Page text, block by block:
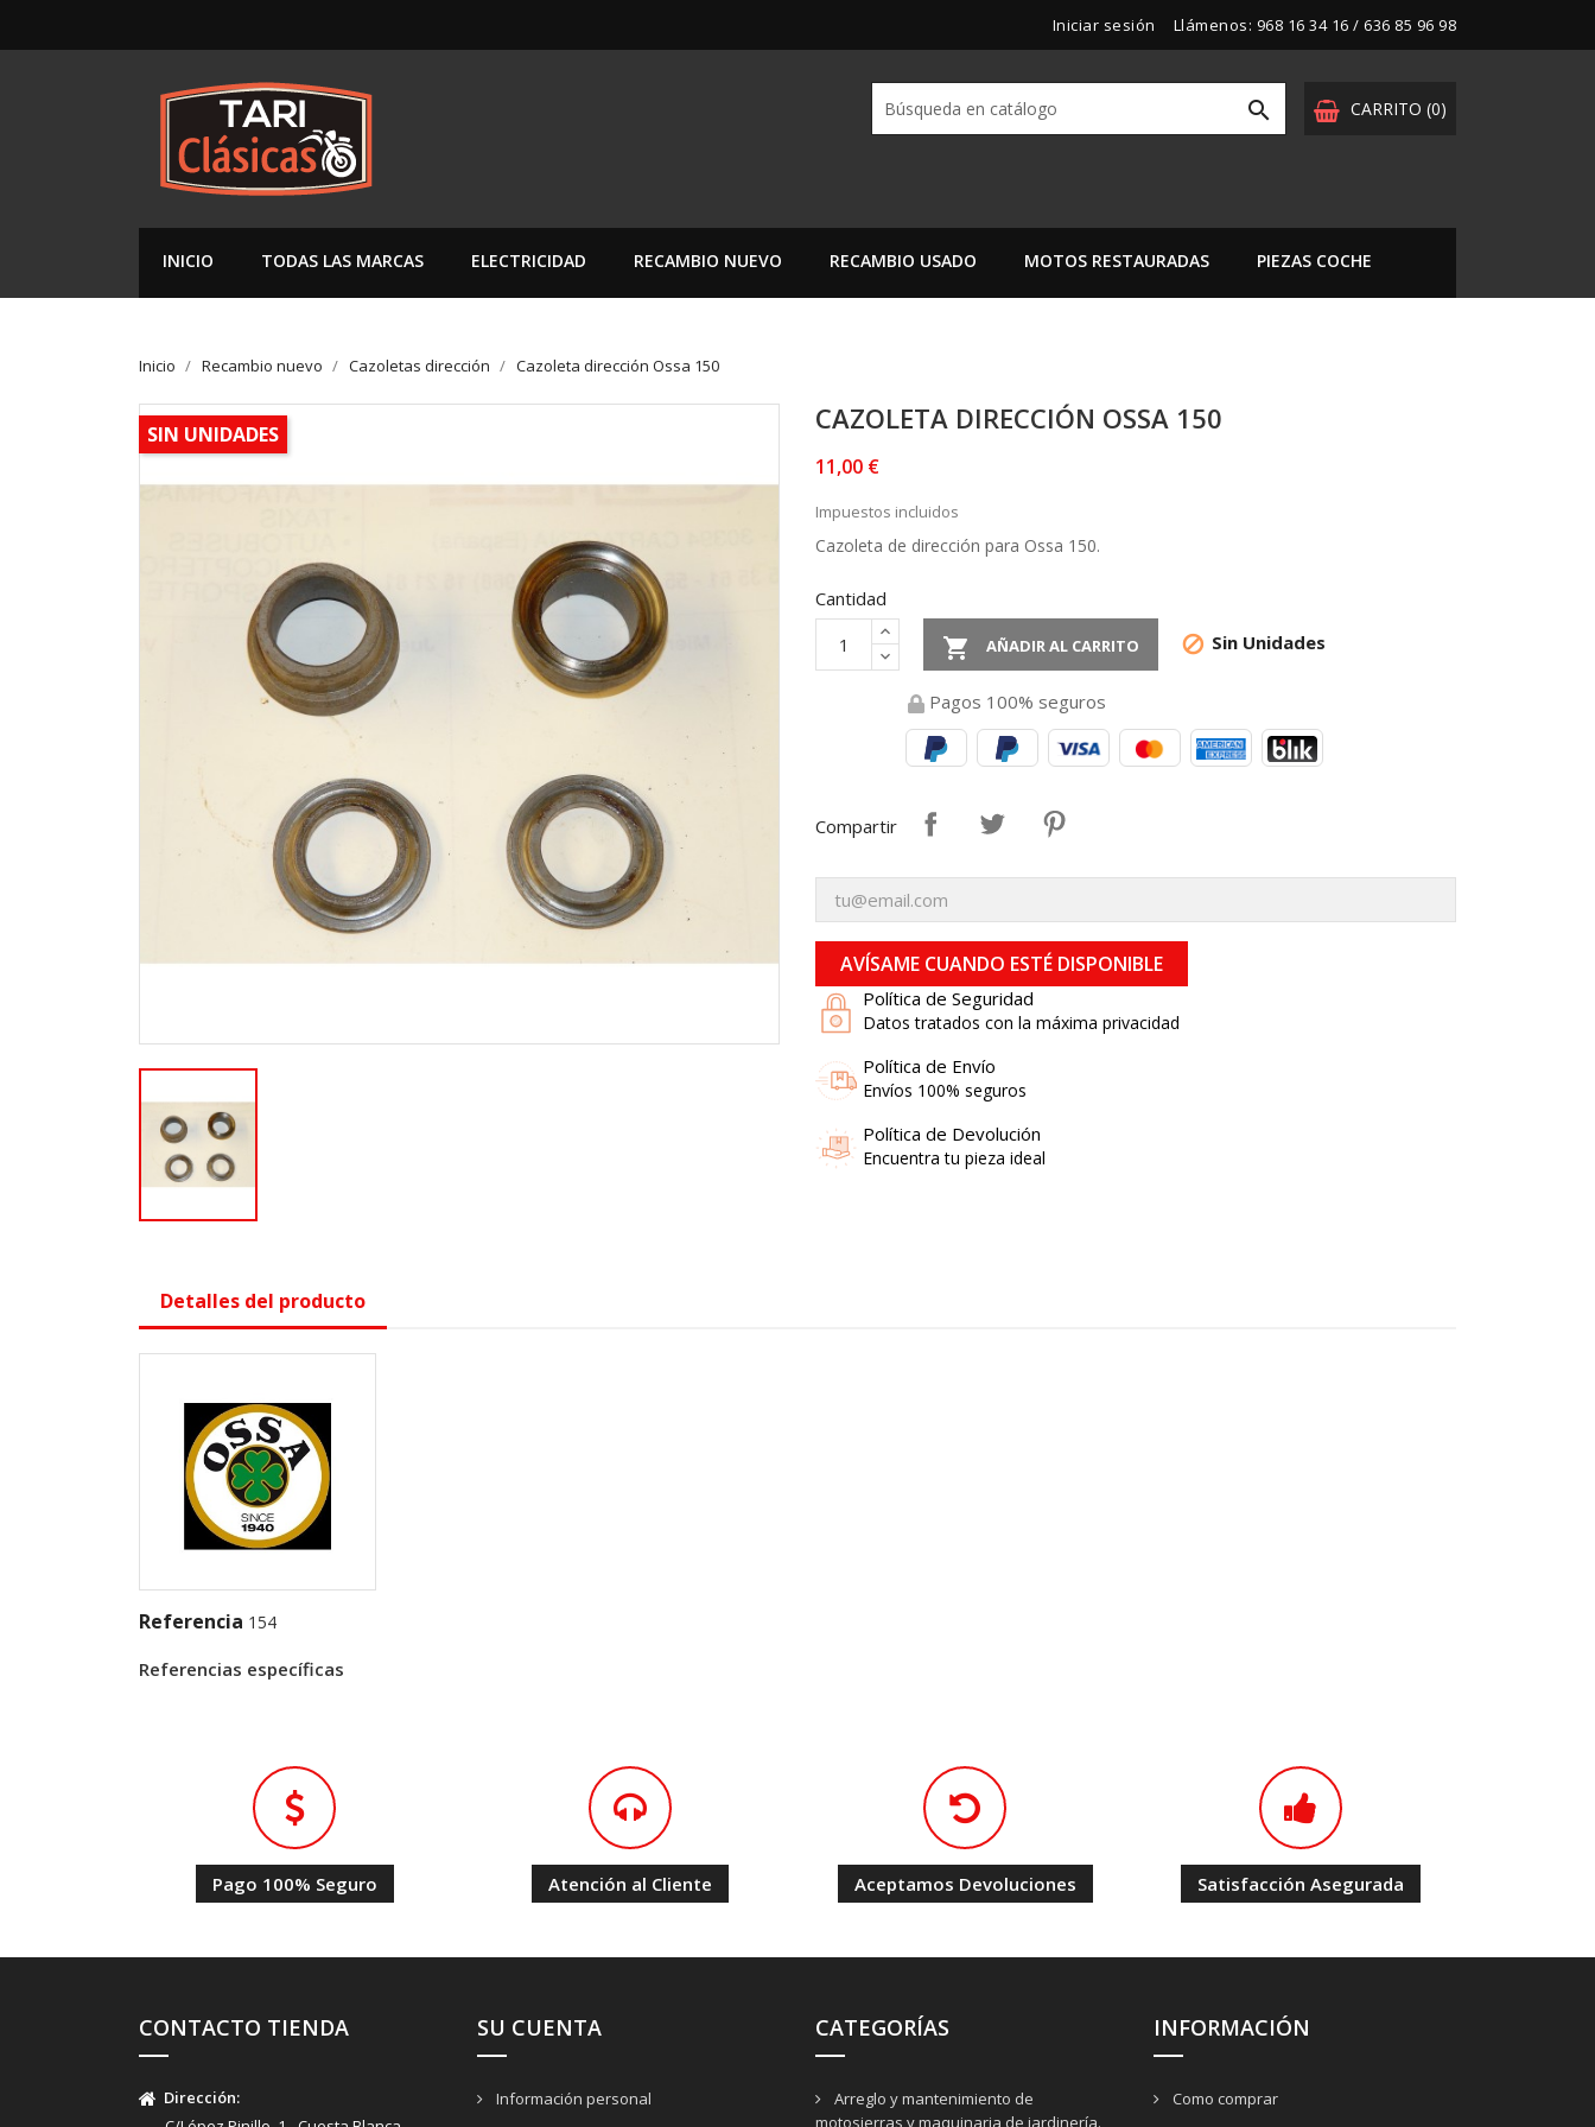
Iniciar sesión Llámenos: 968 16 34 16 / 636 85 96 98
CARRITO (0)

INICIO TODAS LAS MARCAS ELECTRICIDAD RECAMBIO NUEVO RECAMBIO USADO MOTOS RESTAURADAS PIEZAS COCHE
Inicio Recambio nuevo Cazoletas dirección Cazoleta dirección Ossa 150
SIN UNIDADES CAZOLETA DIRECCIÓN OSSA 150
11,00 €
Impuestos incluidos
Cazoleta de dirección para Ossa 150.
Cantidad
 AÑADIR AL CARRITO  Sin Unidades
Pagos 100% seguros
Compartir
AVÍSAME CUANDO ESTÉ DISPONIBLE
Política de Seguridad
Datos tratados con la máxima privacidad
Política de Envío
Envíos 100% seguros
Política de Devolución
Encuentra tu pieza ideal
Detalles del producto
Referencia 154
Referencias específicas
Pago 100% Seguro Atención al Cliente Aceptamos Devoluciones Satisfacción Asegurada
CONTACTO TIENDA
Dirección:
SU CUENTA
Información personal
CATEGORÍAS
Arreglo y mantenimiento de
motosierras y maquinaria de jardinería.
INFORMACIÓN
Como comprar